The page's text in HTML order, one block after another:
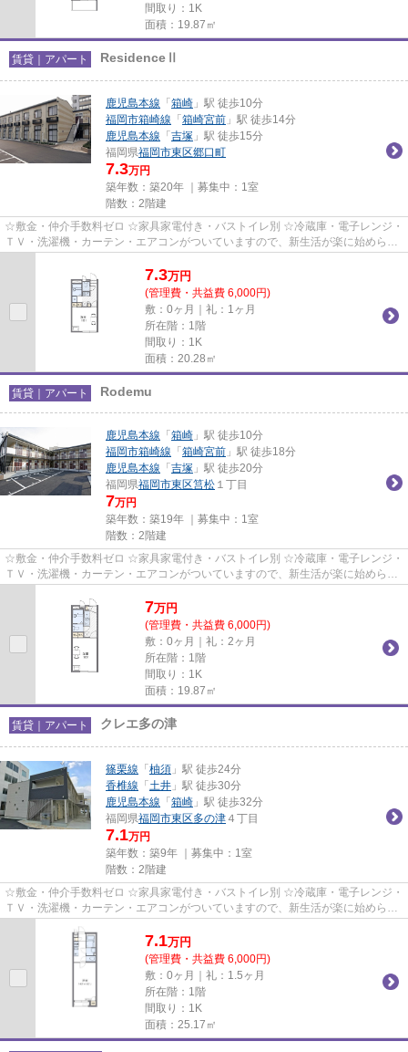
間取り：1K
面積：19.87㎡
賃貸｜アパート ResidenceⅡ
鹿児島本線 「 箱崎 」駅 徒歩10分
福岡市箱崎線 「 箱崎宮前 」駅 徒歩14分
鹿児島本線 「 吉塚 」駅 徒歩15分
福岡県福岡市東区郷口町
7.3万円
築年数：築20年 ｜募集中： 1室
階数：2階建
☆敷金・仲介手数料ゼロ ☆家具家電付き・バストイレ別 ☆冷蔵庫・電子レンジ・
ＴＶ・洗濯機・カーテン・エアコンがついていますので、新生活が楽に始められ
7.3万円
(管理費・共益費 6,000円)
敷：0ヶ月｜礼：1ヶ月
所在階：1階
間取り：1K
面積：20.28㎡
賃貸｜アパート Rodemu
鹿児島本線 「 箱崎 」駅 徒歩10分
福岡市箱崎線 「 箱崎宮前 」駅 徒歩18分
鹿児島本線 「 吉塚 」駅 徒歩20分
福岡県福岡市東区筥松 １丁目
7万円
築年数：築19年 ｜募集中： 1室
階数：2階建
☆敷金・仲介手数料ゼロ ☆家具家電付き・バストイレ別 ☆冷蔵庫・電子レンジ・
ＴＶ・洗濯機・カーテン・エアコンがついていますので、新生活が楽に始められ
7万円
(管理費・共益費 6,000円)
敷：0ヶ月｜礼：2ヶ月
所在階：1階
間取り：1K
面積：19.87㎡
賃貸｜アパート クレエ多の津
篠栗線 「 柚須 」駅 徒歩24分
香椎線 「 土井 」駅 徒歩30分
鹿児島本線 「 箱崎 」駅 徒歩32分
福岡県福岡市東区多の津 ４丁目
7.1万円
築年数：築9年 ｜募集中： 1室
階数：2階建
☆敷金・仲介手数料ゼロ ☆家具家電付き・バストイレ別 ☆冷蔵庫・電子レンジ・
ＴＶ・洗濯機・カーテン・エアコンがついていますので、新生活が楽に始められ
7.1万円
(管理費・共益費 6,000円)
敷：0ヶ月｜礼：1.5ヶ月
所在階：1階
間取り：1K
面積：25.17㎡